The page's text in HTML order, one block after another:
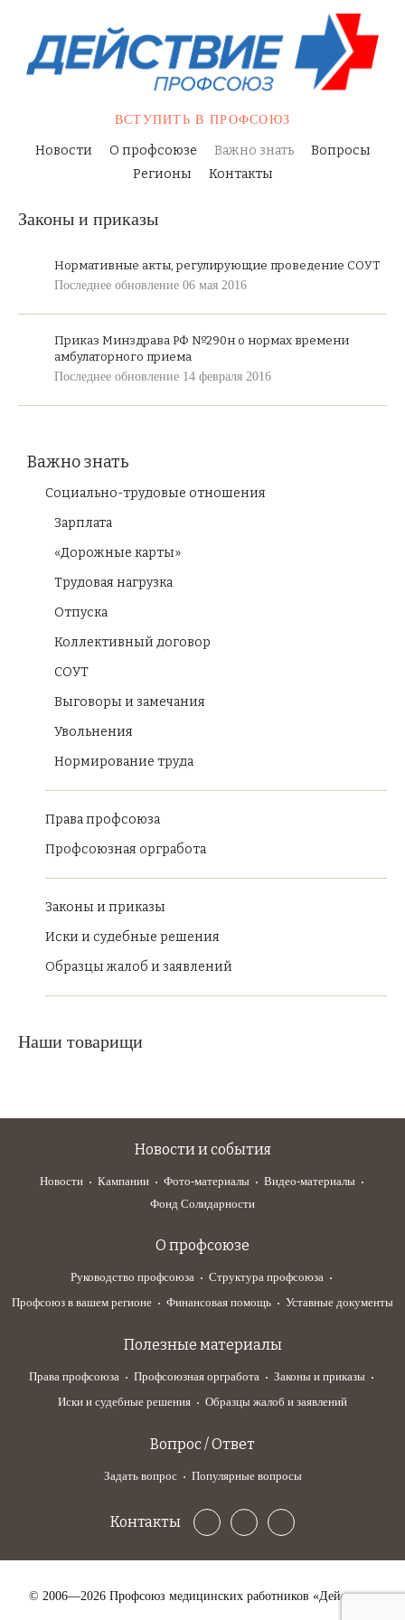
ВСТУПИТЬ В ПРОФСОЮЗ
Новости О профсоюзе Важно знать
Вопросы
Регионы
Контакты
Законы и приказы
Нормативные акты, регулирующие проведение СОУТ
Последнее обновление 06 мая 2016
Приказ Минздрава РФ №290н о нормах времени
амбулаторного приема
Последнее обновление 14 февраля 2016
Важно знать
Социально-трудовые отношения
Зарплата
«Дорожные карты»
Трудовая нагрузка
Отпуска
Коллективный договор
СОУТ
Выговоры и замечания
Увольнения
Нормирование труда
Права профсоюза
Профсоюзная оргработа
Законы и приказы
Иски и судебные решения
Образцы жалоб и заявлений
Наши товарищи
Новости и события
Новости Кампании Фото-материалы
Видео-материалы
Фонд Солидарности
О профсоюзе
Руководство профсоюза
Структура профсоюза
Профсоюз в вашем регионе
Финансовая помощь Уставные документы
Полезные материалы
Права профсоюза Профсоюзная оргработа
Законы и приказы
Иски и судебные решения
Образцы жалоб и заявлений
Вопрос / Ответ
Задать вопрос Популярные вопросы
Контакты
© 2006—2026 Профсоюз медицинских работников «Действие»